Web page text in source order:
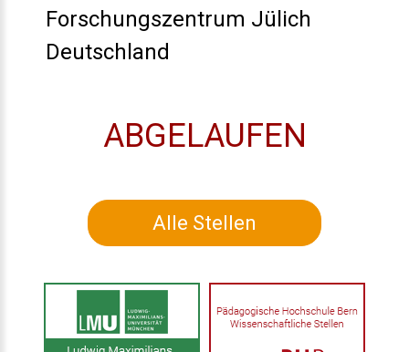
Forschungszentrum Jülich
Deutschland
ABGELAUFEN
Alle Stellen